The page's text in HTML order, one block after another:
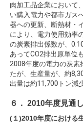
肉加工品企業において
い購入電力や都市ガス
器への更新、断熱材・
により、電力使用効率
の炭素排出係数が、
あってCO2排出原単位
2008年度の電力の炭素
たが、生産量が、約
出量は約11,700トン減
６． 2010年度見通
(１)2010年度における